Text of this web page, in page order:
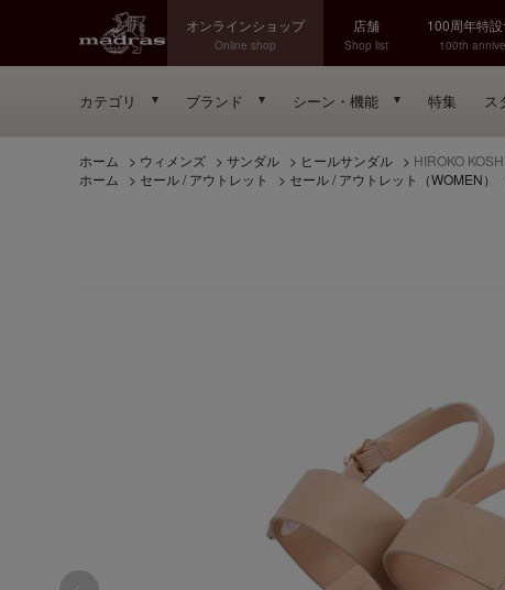
オンラインショップ
Online shop
店舗
Shop list
100周年特設
100th
カテゴリ ブランド シーン・機能 特集 ス
ホーム > ウィメンズ > サンダル > ヒールサンダル > HIROKO
ホーム
> セール / アウトレット > セール / アウトレット（WOMEN）